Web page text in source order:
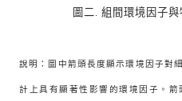
圖二. 組間環境因子
說明：圖中箭頭長度顯示環境因子對
計上具有顯著性影響的環境因子。